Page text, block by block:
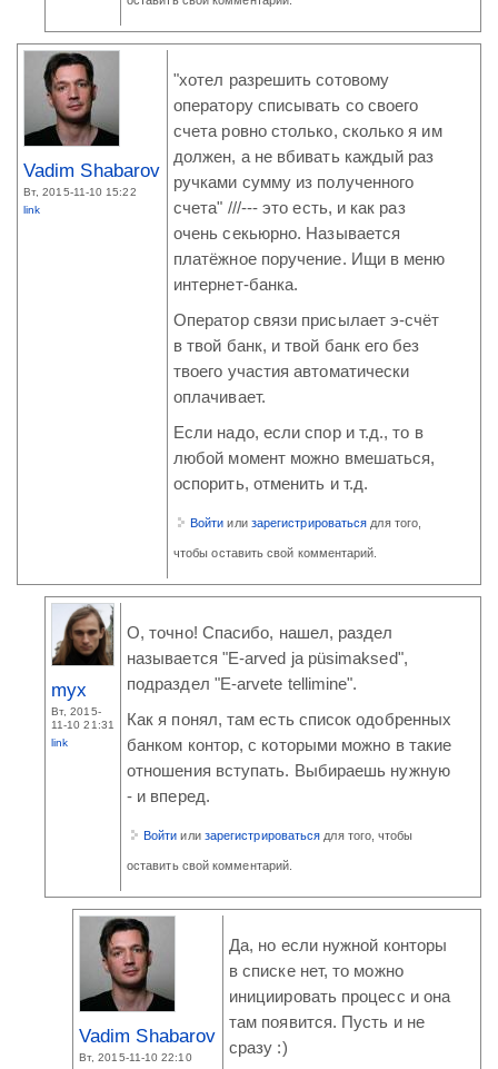
Vadim Shabarov
Вт, 2015-11-10 15:22
link
"хотел разрешить сотовому
оператору списывать со своего
счета ровно столько, сколько я им
должен, а не вбивать каждый раз
ручками сумму из полученного
счета" ///--- это есть, и как раз
очень секьюрно. Называется
платёжное поручение. Ищи в меню
интернет-банка.
Оператор связи присылает э-счёт
в твой банк, и твой банк его без
твоего участия автоматически
оплачивает.
Если надо, если спор и т.д., то в
любой момент можно вмешаться,
оспорить, отменить и т.д.
Войти или зарегистрироваться для того,
чтобы оставить свой комментарий.
myx
Вт, 2015-
11-10 21:31
link
О, точно! Спасибо, нашел, раздел
называется "E-arved ja püsimaksed",
подраздел "E-arvete tellimine".
Как я понял, там есть список одобренных
банком контор, с которыми можно в такие
отношения вступать. Выбираешь нужную
- и вперед.
Войти или зарегистрироваться для того, чтобы
оставить свой комментарий.
Vadim Shabarov
Вт, 2015-11-10 22:10
Да, но если нужной конторы
в списке нет, то можно
инициировать процесс и она
там появится. Пусть и не
сразу :)